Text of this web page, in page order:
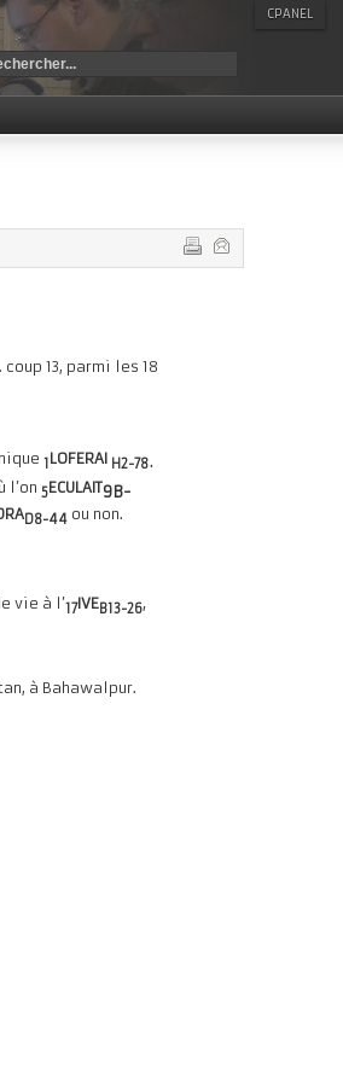
CPANEL
13, parmi les 18
1LOFERAI H2-78.
l’on 5ECULAIT9B-
D8-44 ou non.
vie à l’17IVEB13-26,
à Bahawalpur.